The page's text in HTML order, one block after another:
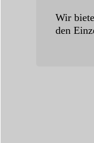
Wir
den